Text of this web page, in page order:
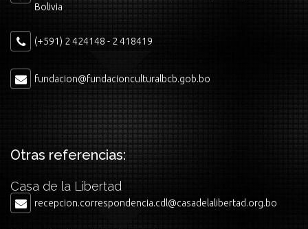
Bolivia
(+591) 2 424148 - 2 418419
fundacion@fundacionculturalbcb.gob.bo
Otras referencias:
Casa de la Libertad
recepcion.correspondencia.cdl@casadelalibertad.org.bo